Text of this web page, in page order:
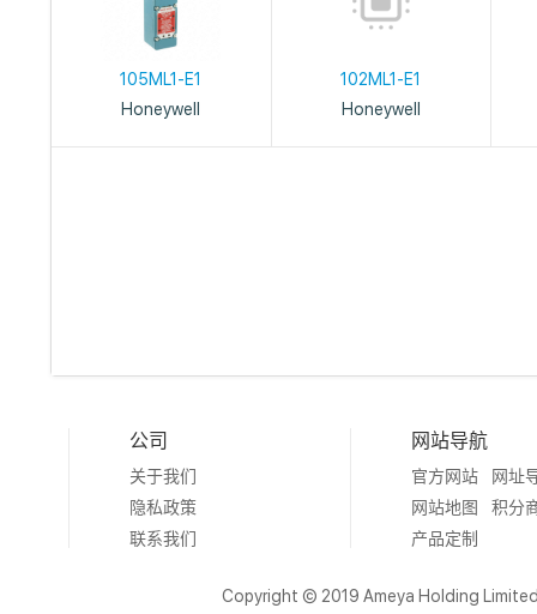
105ML1-E1
Honeywell
102ML1-E1
Honeywell
公司
关于我们
隐私政策
联系我们
网站导航
官方网站
网址
网站地图
积分
产品定制
Copyright © 2019 Ameya Holding